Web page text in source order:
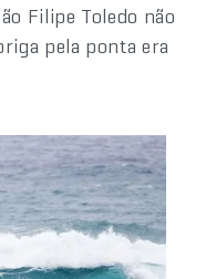
Filipe Toledo não
pela ponta era